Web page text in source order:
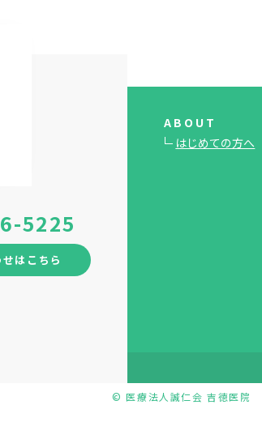
5225
はこちら
ABOUT
はじめての方へ
© 医療法人誠仁会 吉徳医院